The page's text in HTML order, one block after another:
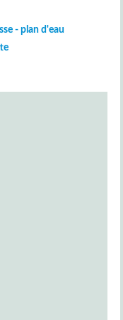
- plan d'eau